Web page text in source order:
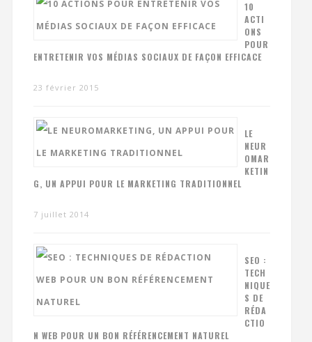
10
ACTI
ONS
POUR
ENTRETENIR VOS MÉDIAS SOCIAUX DE FAÇON EFFICACE
23 février 2015
LE
NEUR
OMAR
KETIN
G, UN APPUI POUR LE MARKETING TRADITIONNEL
7 juillet 2014
SEO :
TECH
NIQUE
S DE
RÉDA
CTIO
N WEB POUR UN BON RÉFÉRENCEMENT NATUREL